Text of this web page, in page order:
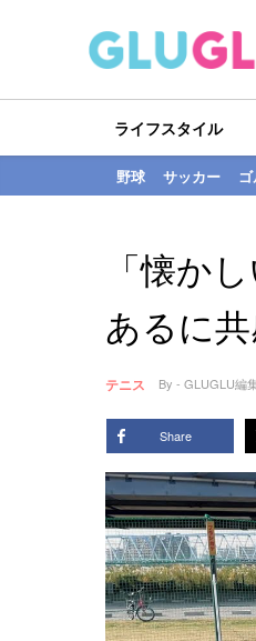
ライフスタイル
野球 サッカー
「懐か
あるに
テニス By - GLUGLU編
Share